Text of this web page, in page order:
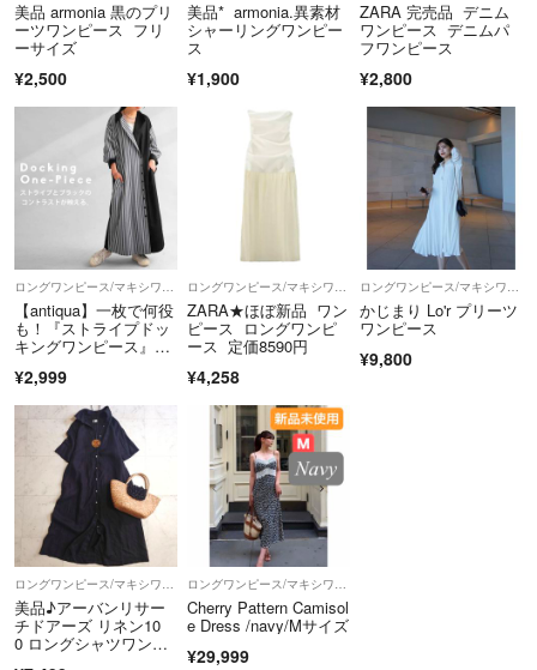
美品 armonia 黒のプリ
ーツワンピース フリ
ーサイズ
¥2,500
美品* armonia.異素材
シャーリングワンピー
ス
¥1,900
ZARA 完売品 デニム
ワンピース デニムパ
フワンピース
¥2,800
【antiqua】一枚で何役
も！『ストライプドッ
キングワンピース』
¥2,999
ZARA★ほぼ新品 ワン
ピース ロングワンピ
ース 定価8590円
¥4,258
かじまり Lo'r プリーツ
ワンピース
¥9,800
ロングワンピース/マキシワンピース
美品♪アーバンリサー
チドアーズ リネン10
0 ロングシャツワンピ
ロングワンピース/マキシワンピース
Cherry Pattern Camisol
e Dress /navy/Mサイズ
¥29,999